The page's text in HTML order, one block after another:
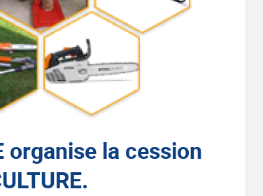
organise la cession